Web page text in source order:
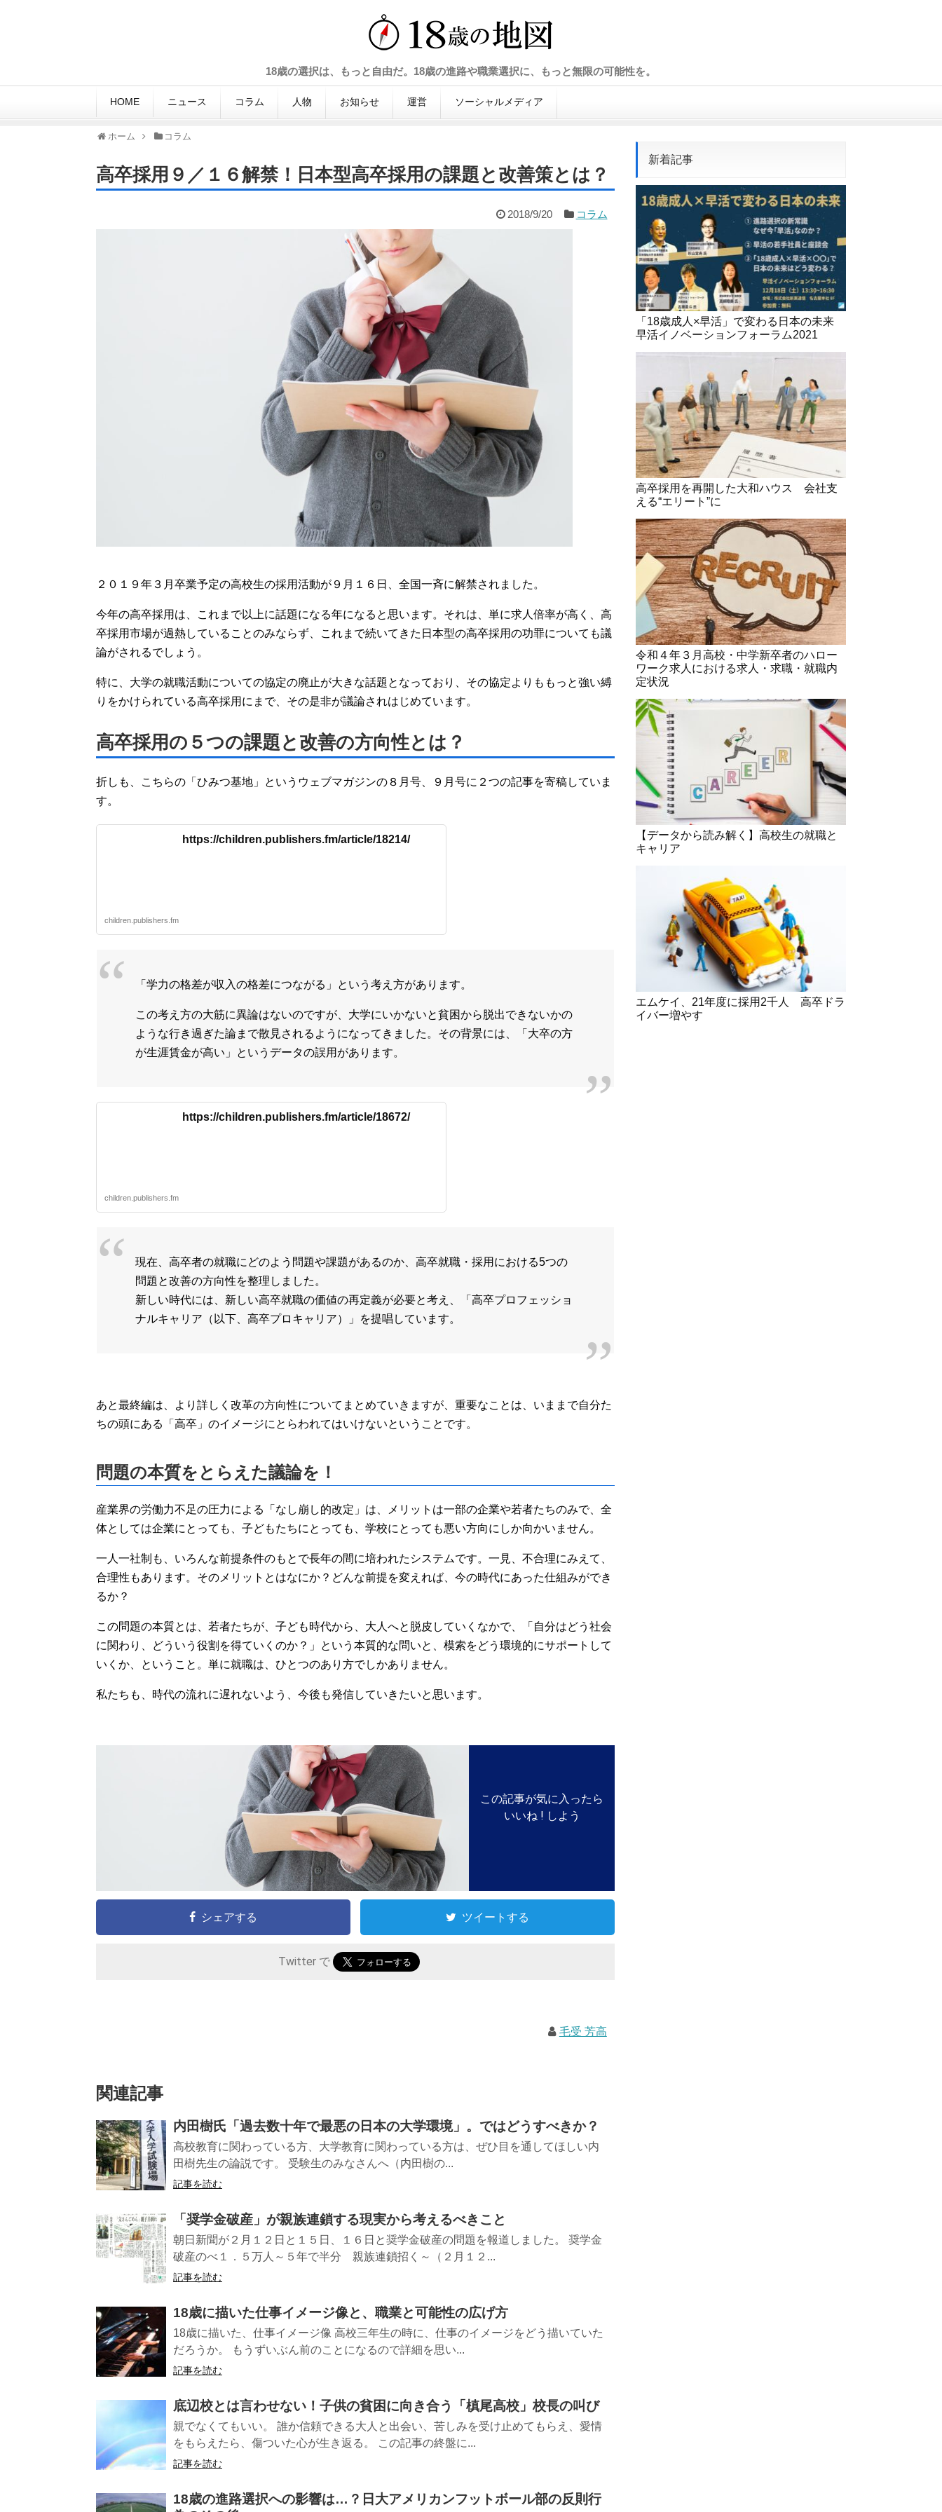
18歳の選択は、もっと自由だ。18歳の進路や職業選択に、もっと無限の可能性を。
HOME ニュース コラム 人物 お知らせ 運営 ソーシャルメディア
ホーム コラム
高卒採用９／１６解禁！日本型高卒採用の課題と改善策とは？
2018/9/20 コラム
２０１９年３月卒業予定の高校生の採用活動が９月１６日、全国一斉に解禁されました。
今年の高卒採用は、これまで以上に話題になる年になると思います。それは、単に求人倍率が高く、高
卒採用市場が過熱していることのみならず、これまで続いてきた日本型の高卒採用の功罪についても議
論がされるでしょう。
特に、大学の就職活動についての協定の廃止が大きな話題となっており、その協定よりももっと強い縛
りをかけられている高卒採用にまで、その是非が議論されはじめています。
高卒採用の５つの課題と改善の方向性とは？
折しも、こちらの「ひみつ基地」というウェブマガジンの８月号、９月号に２つの記事を寄稿していま
す。
https://children.publishers.fm/article/18214/
children.publishers.fm
「学力の格差が収入の格差につながる」という考え方があります。
この考え方の大筋に異論はないのですが、大学にいかないと貧困から脱出できないかの
ような行き過ぎた論まで散見されるようになってきました。その背景には、「大卒の方
が生涯賃金が高い」というデータの誤用があります。
https://children.publishers.fm/article/18672/
children.publishers.fm
現在、高卒者の就職にどのよう問題や課題があるのか、高卒就職・採用における5つの
問題と改善の方向性を整理しました。
新しい時代には、新しい高卒就職の価値の再定義が必要と考え、「高卒プロフェッショ
ナルキャリア（以下、高卒プロキャリア）」を提唱しています。
あと最終編は、より詳しく改革の方向性についてまとめていきますが、重要なことは、いままで自分た
ちの頭にある「高卒」のイメージにとらわれてはいけないということです。
問題の本質をとらえた議論を！
産業界の労働力不足の圧力による「なし崩し的改定」は、メリットは一部の企業や若者たちのみで、全
体としては企業にとっても、子どもたちにとっても、学校にとっても悪い方向にしか向かいません。
一人一社制も、いろんな前提条件のもとで長年の間に培われたシステムです。一見、不合理にみえて、
合理性もあります。そのメリットとはなにか？どんな前提を変えれば、今の時代にあった仕組みができ
るか？
この問題の本質とは、若者たちが、子ども時代から、大人へと脱皮していくなかで、「自分はどう社会
に関わり、どういう役割を得ていくのか？」という本質的な問いと、模索をどう環境的にサポートして
いくか、ということ。単に就職は、ひとつのあり方でしかありません。
私たちも、時代の流れに遅れないよう、今後も発信していきたいと思います。
この記事が気に入ったら
いいね ! しよう
シェアする ツイートする
Twitter で
毛受 芳高
関連記事
内田樹氏「過去数十年で最悪の日本の大学環境」。ではどうすべきか？
高校教育に関わっている方、大学教育に関わっている方は、ぜひ目を通してほしい内
田樹先生の論説です。 受験生のみなさんへ（内田樹の...
記事を読む
「奨学金破産」が親族連鎖する現実から考えるべきこと
朝日新聞が２月１２日と１５日、１６日と奨学金破産の問題を報道しました。 奨学金
破産のべ１．５万人～５年で半分 親族連鎖招く～（２月１２...
記事を読む
18歳に描いた仕事イメージ像と、職業と可能性の広げ方
18歳に描いた、仕事イメージ像 高校三年生の時に、仕事のイメージをどう描いていた
だろうか。 もうずいぶん前のことになるので詳細を思い...
記事を読む
底辺校とは言わせない！子供の貧困に向き合う「槙尾高校」校長の叫び
親でなくてもいい。 誰か信頼できる大人と出会い、苦しみを受け止めてもらえ、愛情
をもらえたら、傷ついた心が生き返る。 この記事の終盤に...
記事を読む
18歳の進路選択への影響は…？日大アメリカンフットボール部の反則行
新着記事
「18歳成人×早活」で変わる日本の未来
早活イノベーションフォーラム2021
高卒採用を再開した大和ハウス 会社支
える“エリート”に
令和４年３月高校・中学新卒者のハロー
ワーク求人における求人・求職・就職内
定状況
【データから読み解く】高校生の就職と
キャリア
エムケイ、21年度に採用2千人 高卒ドラ
イバー増やす